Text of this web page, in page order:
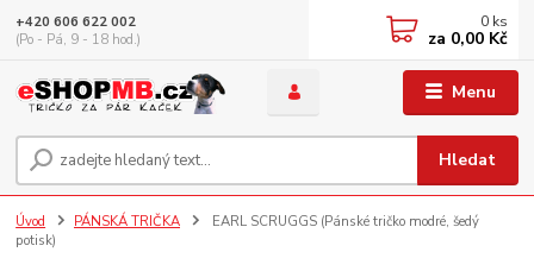
Menu
Hledat
+420 606 622 002
(Po - Pá, 9 - 18 hod.)
0 ks
za 0,00 Kč
Úvod PÁNSKÁ TRIČKA
EARL SCRUGGS (Pánské tričko modré, šedý
potisk)